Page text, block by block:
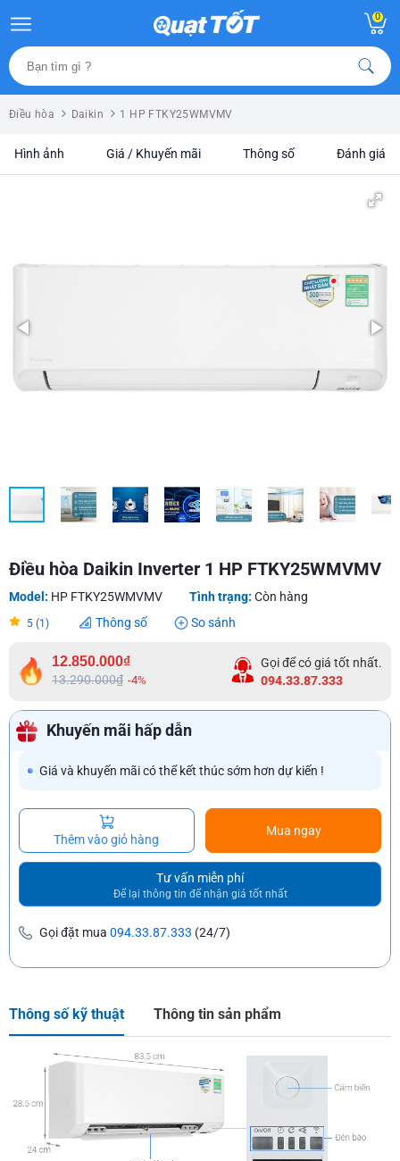
0
Điều hòa Daikin 1 HP FTKY25WMVMV
Hình ảnh Giá / Khuyến mãi Thông số Đánh giá
Điều hòa Daikin Inverter 1 HP FTKY25WMVMV
Model: HP FTKY25WMVMV Tình trạng: Còn hàng
5 (1) Thông số So sánh
12.850.000₫
13.290.000₫ -4%
Gọi để có giá tốt nhất.
094.33.87.333
Khuyến mãi hấp dẫn
Giá và khuyến mãi có thể kết thúc sớm hơn dự kiến !
Thêm vào giỏ hàng
Mua ngay
Tư vấn miễn phí
Để lại thông tin để nhận giá tốt nhất
Gọi đặt mua 094.33.87.333 (24/7)
Thông số kỹ thuật Thông tin sản phẩm